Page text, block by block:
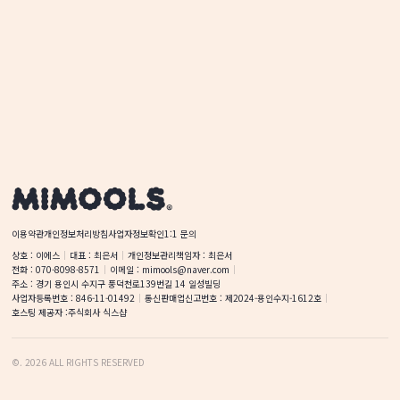
이용약관개인정보처리방침사업자정보확인1:1 문의
상호 : 이에스 대표 : 최은서 개인정보관리책임자 : 최은서
전화 : 070-8098-8571 이메일 : mimools@naver.com
주소 : 경기 용인시 수지구 풍덕천로139번길 14 일성빌딩
사업자등록번호 : 846-11-01492 통신판매업신고번호 : 제2024-용인수지-1612호
호스팅 제공자 :주식회사 식스샵
©. 2026 ALL RIGHTS RESERVED